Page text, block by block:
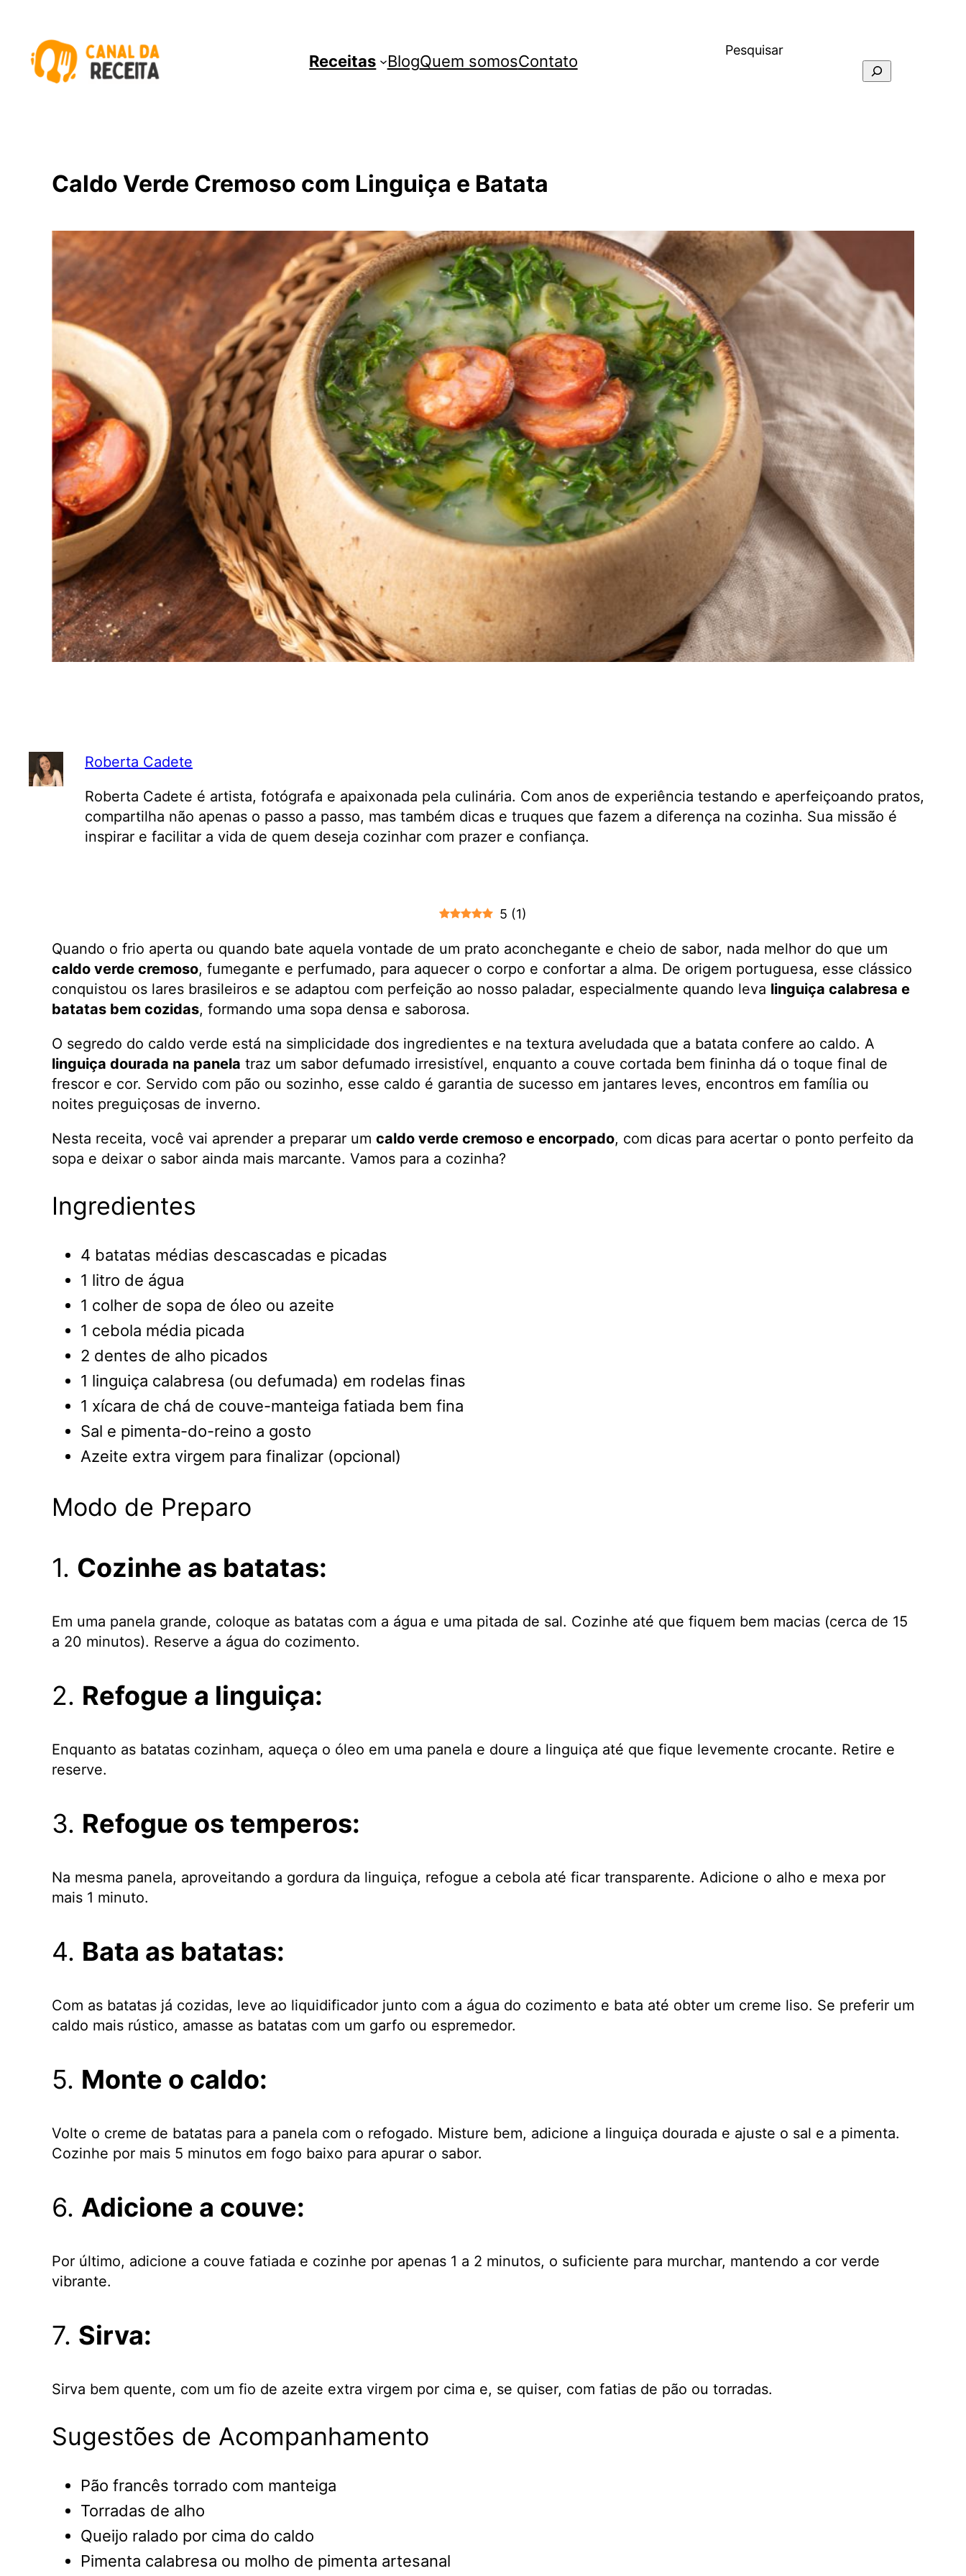
conteúdo
Receitas BlogQuem somosContato
Pesquisar
Caldo Verde Cremoso com Linguiça e Batata
Roberta Cadete
Roberta Cadete é artista, fotógrafa e apaixonada pela culinária. Com anos de experiência testando e aperfeiçoando pratos,
compartilha não apenas o passo a passo, mas também dicas e truques que fazem a diferença na cozinha. Sua missão é
inspirar e facilitar a vida de quem deseja cozinhar com prazer e confiança.
5 (1)
Quando o frio aperta ou quando bate aquela vontade de um prato aconchegante e cheio de sabor, nada melhor do que um
caldo verde cremoso, fumegante e perfumado, para aquecer o corpo e confortar a alma. De origem portuguesa, esse clássico
conquistou os lares brasileiros e se adaptou com perfeição ao nosso paladar, especialmente quando leva linguiça calabresa e
batatas bem cozidas, formando uma sopa densa e saborosa.
O segredo do caldo verde está na simplicidade dos ingredientes e na textura aveludada que a batata confere ao caldo. A
linguiça dourada na panela traz um sabor defumado irresistível, enquanto a couve cortada bem fininha dá o toque final de
frescor e cor. Servido com pão ou sozinho, esse caldo é garantia de sucesso em jantares leves, encontros em família ou
noites preguiçosas de inverno.
Nesta receita, você vai aprender a preparar um caldo verde cremoso e encorpado, com dicas para acertar o ponto perfeito da
sopa e deixar o sabor ainda mais marcante. Vamos para a cozinha?
Ingredientes
4 batatas médias descascadas e picadas
1 litro de água
1 colher de sopa de óleo ou azeite
1 cebola média picada
2 dentes de alho picados
1 linguiça calabresa (ou defumada) em rodelas finas
1 xícara de chá de couve-manteiga fatiada bem fina
Sal e pimenta-do-reino a gosto
Azeite extra virgem para finalizar (opcional)
Modo de Preparo
1. Cozinhe as batatas:
Em uma panela grande, coloque as batatas com a água e uma pitada de sal. Cozinhe até que fiquem bem macias (cerca de 15
a 20 minutos). Reserve a água do cozimento.
2. Refogue a linguiça:
Enquanto as batatas cozinham, aqueça o óleo em uma panela e doure a linguiça até que fique levemente crocante. Retire e
reserve.
3. Refogue os temperos:
Na mesma panela, aproveitando a gordura da linguiça, refogue a cebola até ficar transparente. Adicione o alho e mexa por
mais 1 minuto.
4. Bata as batatas:
Com as batatas já cozidas, leve ao liquidificador junto com a água do cozimento e bata até obter um creme liso. Se preferir um
caldo mais rústico, amasse as batatas com um garfo ou espremedor.
5. Monte o caldo:
Volte o creme de batatas para a panela com o refogado. Misture bem, adicione a linguiça dourada e ajuste o sal e a pimenta.
Cozinhe por mais 5 minutos em fogo baixo para apurar o sabor.
6. Adicione a couve:
Por último, adicione a couve fatiada e cozinhe por apenas 1 a 2 minutos, o suficiente para murchar, mantendo a cor verde
vibrante.
7. Sirva:
Sirva bem quente, com um fio de azeite extra virgem por cima e, se quiser, com fatias de pão ou torradas.
Sugestões de Acompanhamento
Pão francês torrado com manteiga
Torradas de alho
Queijo ralado por cima do caldo
Pimenta calabresa ou molho de pimenta artesanal